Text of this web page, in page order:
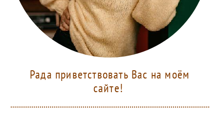
Рада приветствовать Вас на моём
сайте!